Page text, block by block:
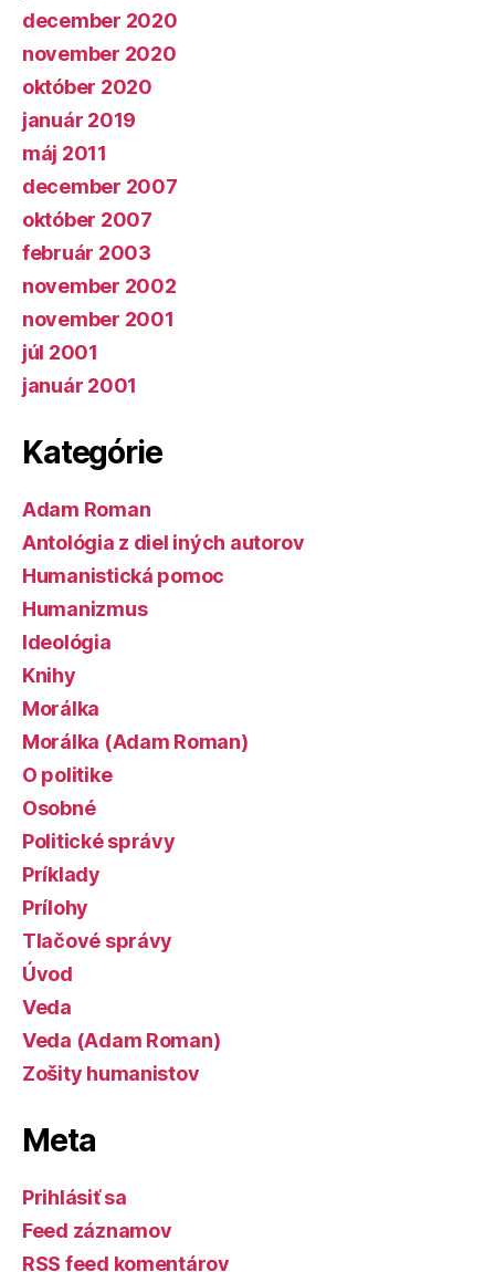
december 2020
november 2020
október 2020
január 2019
máj 2011
december 2007
október 2007
február 2003
november 2002
november 2001
júl 2001
január 2001
Kategórie
Adam Roman
Antológia z diel iných autorov
Humanistická pomoc
Humanizmus
Ideológia
Knihy
Morálka
Morálka (Adam Roman)
O politike
Osobné
Politické správy
Príklady
Prílohy
Tlačové správy
Úvod
Veda
Veda (Adam Roman)
Zošity humanistov
Meta
Prihlásiť sa
Feed záznamov
RSS feed komentárov